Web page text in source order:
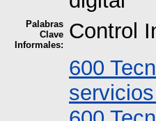
Palabras
Clave
Informales:
Control
600